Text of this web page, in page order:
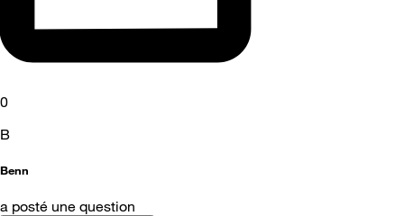
0
B
Benn
a posté une question